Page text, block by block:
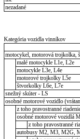
nezadané
Kategória vozidla vinníkov
motocykel, motorová trojkolka,
malé motocykle L1e, L2e
motocykle L3e, L4e
motorové trojkolky L5e
štvorkolky L6e, L7e
snežný skúter - LS
osobné motorové vozidlo
z toho pravostranné
osobné motorové vozidlá
z toho pravostranné
autobusy M2, M3, M2G,